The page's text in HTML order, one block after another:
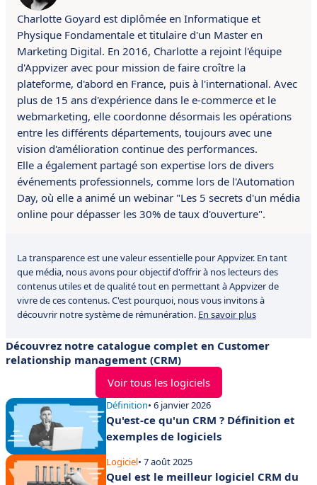
Charlotte Goyard est diplômée en Informatique et
Physique Fondamentale et titulaire d'un Master en
Marketing Digital. En 2016, Charlotte a rejoint l'équipe
d'Appvizer avec pour mission de faire croître la
plateforme, d'abord en France, puis à l'international. Avec
plus de 15 ans d'expérience dans le e-commerce et le
webmarketing, elle coordonne désormais les opérations
entre les différents départements, toujours avec une
vision d'amélioration continue des performances.
Elle a également partagé son expertise lors de divers
événements professionnels, comme lors de l'Automation
Day, où elle a animé un webinar "Les 5 secrets d'un média
online pour dépasser les 30% de taux d'ouverture".
La transparence est une valeur essentielle pour Appvizer. En tant
que média, nous avons pour objectif d'offrir à nos lecteurs des
contenus utiles et de qualité tout en permettant à Appvizer de
vivre de ces contenus. C'est pourquoi, nous vous invitons à
découvrir notre système de rémunération. En savoir plus
Découvrez notre catalogue complet en Customer
relationship management (CRM)
Voir tous les logiciels
Définition• 6 janvier 2026
Qu'est-ce qu'un CRM ? Définition et
exemples de logiciels
Logiciel• 7 août 2025
Quel est le meilleur logiciel CRM du